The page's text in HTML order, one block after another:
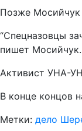
Позже Мосийчук
“Спецназовцы
пишет Мосийчук.
Активист УНА-
В конце концов
Метки: дело